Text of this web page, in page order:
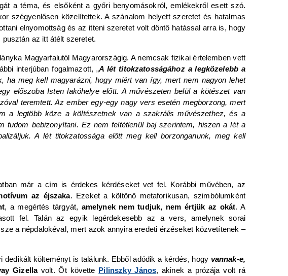
a téma, és elsőként a győri benyomásokról, emlékekről esett szó.
szégyenlősen közelítettek. A szánalom helyett szeretet és hatalmas
elnyomottság és az itteni szeretet volt döntő hatással arra is, hogy
az itt átélt szeretet.
Magyarfalutól Magyarországig. A nemcsak fizikai értelemben vett
interjúban fogalmazott, „A lét titokzatosságához a legközelebb a
ha meg kell magyarázni, hogy miért van így, mert nem nagyon lehet
előszoba Isten lakóhelye előtt. A művészeten belül a kötészet van
teremtett. Az ember egy-egy nagy vers esetén megborzong, mert
a legtöbb köze a költészetnek van a szakrális művészethez, és a
bebizonyítani. Ez nem feltétlenül baj szerintem, hiszen a lét a
A lét titokzatossága előtt meg kell borzonganunk, meg kell
már a cím is érdekes kérdéseket vet fel. Korábbi művében, az
az éjszaka. Ezeket a költőnő metaforikusan, szimbólumként
, a megértés tárgyát, amelynek nem tudjuk, nem értjük az okát. A
fel. Talán az egyik legérdekesebb az a vers, amelynek sorai
a népdalokéval, mert azok annyira eredeti érzéseket közvetítenek –
dedikált költeményt is találunk. Ebből adódik a kérdés, hogy vannak-e,
Gizellavolt. Őt követte Pilinszky János, akinek a prózája volt rá